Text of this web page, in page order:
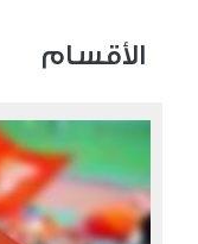
الأقسام